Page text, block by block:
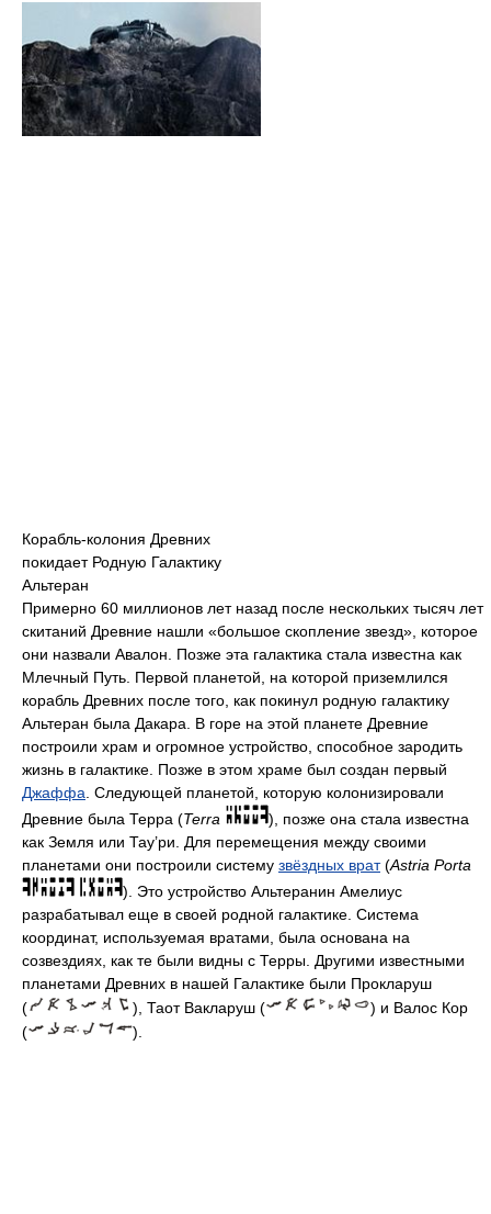
Корабль-колония Древних
покидает Родную Галактику
Альтеран
Примерно 60 миллионов лет назад после нескольких тысяч лет
скитаний Древние нашли «большое скопление звезд», которое
они назвали Авалон. Позже эта галактика стала известна как
Млечный Путь. Первой планетой, на которой приземлился
корабль Древних после того, как покинул родную галактику
Альтеран была Дакара. В горе на этой планете Древние
построили храм и огромное устройство, способное зародить
жизнь в галактике. Позже в этом храме был создан первый
Джаффа . Следующей планетой, которую колонизировали
Древние была Терра (Terra
), позже она стала известна
как Земля или Тау’ри. Для перемещения между своими
планетами они построили систему звёздных врат(Astria Porta
). Это устройство Альтеранин Амелиус
разрабатывал еще в своей родной галактике. Система
координат, используемая вратами, была основана на
созвездиях, как те были видны с Терры. Другими известными
планетами Древних в нашей Галактике были Прокларуш
(
) , Таот Вакларуш ( ) и Валос Кор
(
)